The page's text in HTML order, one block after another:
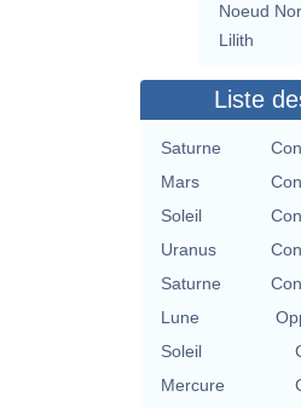
Noeud
Lilith
Liste
Saturne
Mars
Soleil
Uranus
Saturne
Lune
Soleil
Mercure